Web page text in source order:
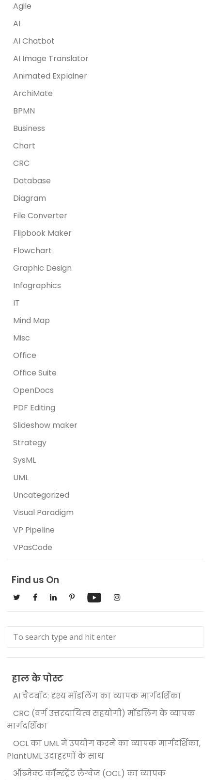
Agile
AI
AI Chatbot
AI Image Translator
Animated Explainer
ArchiMate
BPMN
Business
Chart
CRC
Database
Diagram
File Converter
Flipbook Maker
Flowchart
Graphic Design
Infographics
IT
Mind Map
Misc
Office
Office Suite
OpenDocs
PDF Editing
Slideshow maker
Strategy
SysML
UML
Uncategorized
Visual Paradigm
VP Pipeline
VPasCode
Find us On
हाल के पोस्ट
AI चैटबॉट: दृश्य मॉडलिंग का व्यापक मार्गदर्शिका
CRC (वर्ग उत्तरदायित्व सहयोगी) मॉडलिंग के व्यापक
मार्गदर्शिका
OCL का UML में उपयोग करने का व्यापक मार्गदर्शिका,
PlantUML उदाहरणों के साथ
ऑब्जेक्ट कॉन्स्ट्रेंट लैंग्वेज (OCL) का व्यापक